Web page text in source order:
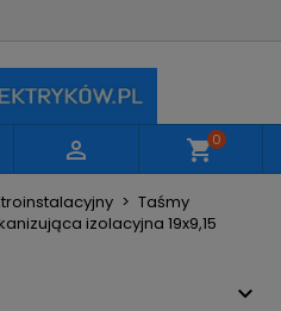
 shopping_cart0
Taśmy
izolacyjna 19x9,15
Utwórz listę życzeń
zapisać produkty na
Anuluj Zaloguj się